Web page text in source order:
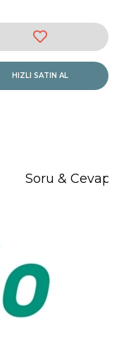
HIZLI SATIN AL
Soru & Cevap